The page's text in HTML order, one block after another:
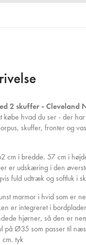
2 skuffer - Cleveland
købe hvad du ser - der
skuffer, fronter og
cm i bredde. 57 cm i
er udskæring i den
fuld udtræk og softluk i
marmor i hvid som er
er integreret i
hjørner, så den er
på Ø35 som passer til
tyk